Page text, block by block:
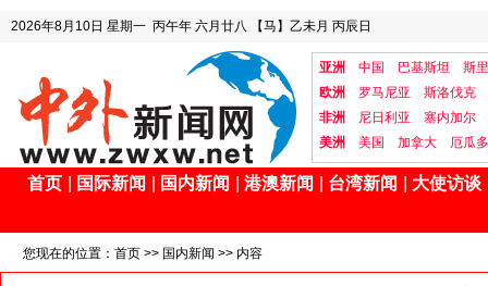
2026年8月10日 星期一 丙午年 六月廿八 【马】乙未月 丙辰日
亚洲 中国 巴基斯坦
斯
欧洲
罗马尼亚
斯洛伐克
非洲
尼日利亚
塞内加尔
美洲
美国 加拿大 厄瓜
首页 国际新闻 国内新闻 港澳新闻 台湾新闻 大使访谈
您现在的位置： 首页 >> 国内新闻 >> 内容